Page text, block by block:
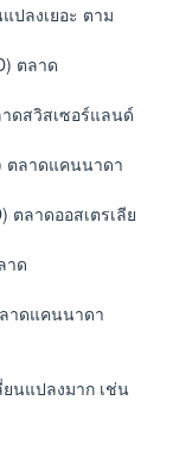
ปลงเยอะ ตาม
ตลาด
ดสวิสเซอร์แลนด์
ตลาดแคนนาดา
ลาดออสเตรเลีย
าด
าดแคนนาดา
ยนแปลงมาก เช่น